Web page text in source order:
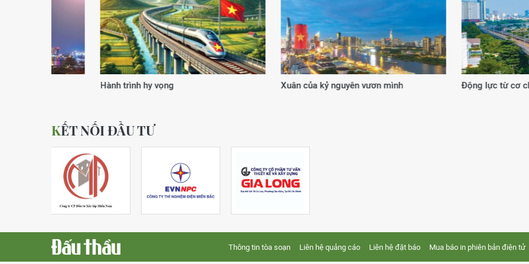
Xuân của kỷ nguyên vươn mình Động lực từ cơ chế, chính sách đặc thù 20 năm kiến tạo giá trị
KẾT NỐI ĐẦU TƯ
Thông tin tòa soạn Liên hệ quảng cáo Liên hệ đặt báo Mua báo in phiên bản điện tử